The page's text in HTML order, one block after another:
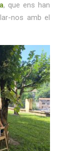
, que ens han
nos amb el